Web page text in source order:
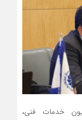
خدمات فنی،